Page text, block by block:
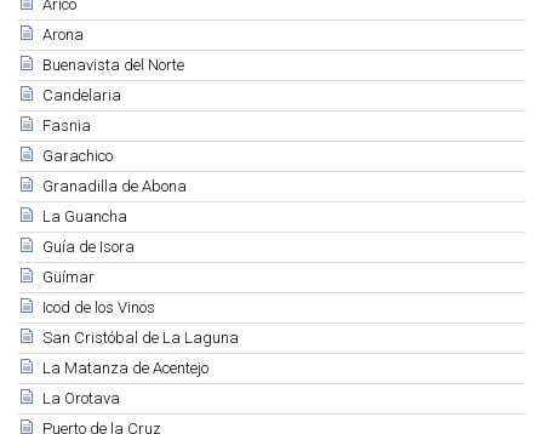
Arico
Arona
Buenavista del Norte
Candelaria
Fasnia
Garachico
Granadilla de Abona
La Guancha
Guía de Isora
Güímar
Icod de los Vinos
San Cristóbal de La Laguna
La Matanza de Acentejo
La Orotava
Puerto de la Cruz